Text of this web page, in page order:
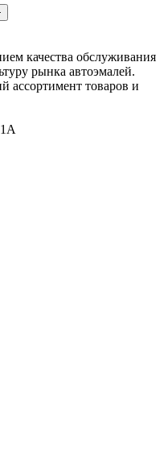
качества обслуживания
рынка автоэмалей.
ассортимент товаров и